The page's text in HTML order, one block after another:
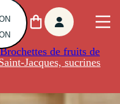
Brochettes de fruits de
Jacques, sucrines